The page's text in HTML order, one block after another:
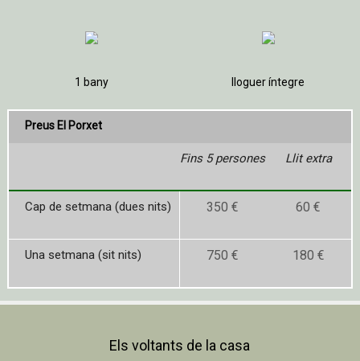
1 bany lloguer íntegre
Preus El Porxet
Fins 5 persones Llit extra
Cap de setmana (dues nits) 350 € 60 €
Una setmana (sit nits) 750 € 180 €
Els voltants de la casa